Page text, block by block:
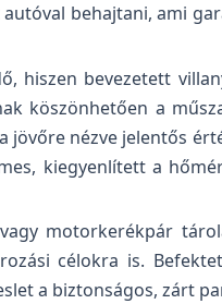
behajtani, ami
hiszen bevezetett
köszönhetően a
nézve jelentős
kiegyenlített a
motorkerékpár
célokra is.
a biztonságos, zárt